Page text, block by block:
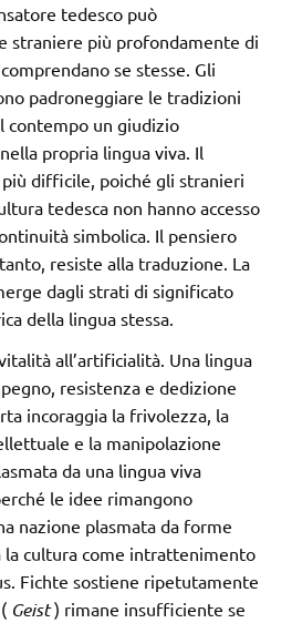
tedesco può
straniere più profondamente di
se stesse. Gli
padroneggiare le tradizioni
contempo un giudizio
propria lingua viva. Il
difficile, poiché gli stranieri
tedesca non hanno accesso
simbolica. Il pensiero
resiste alla traduzione. La
dagli strati di significato
della lingua stessa.
all’artificialità. Una lingua
resistenza e dedizione
incoraggia la frivolezza, la
e la manipolazione
da una lingua viva
le idee rimangono
nazione plasmata da forme
cultura come intrattenimento
Fichte sostiene ripetutamente
Geist) rimane insufficiente se